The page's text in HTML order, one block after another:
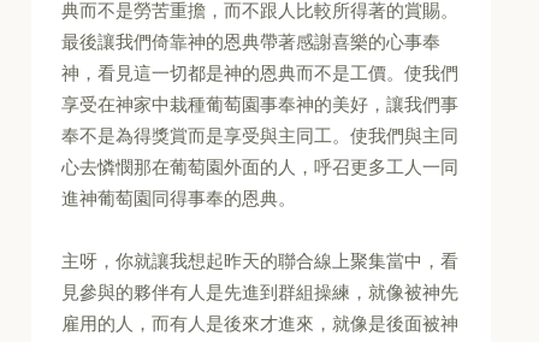
典而不是勞苦重擔，而不跟人比較所得著的賞賜。
最後讓我們倚靠神的恩典帶著感謝喜樂的心事奉
神，看見這一切都是神的恩典而不是工價。使我們
享受在神家中栽種葡萄園事奉神的美好，讓我們事
奉不是為得獎賞而是享受與主同工。使我們與主同
心去憐憫那在葡萄園外面的人，呼召更多工人一同
進神葡萄園同得事奉的恩典。
主呀，你就讓我想起昨天的聯合線上聚集當中，看
見參與的夥伴有人是先進到群組操練，就像被神先
雇用的人，而有人是後來才進來，就像是後面被神